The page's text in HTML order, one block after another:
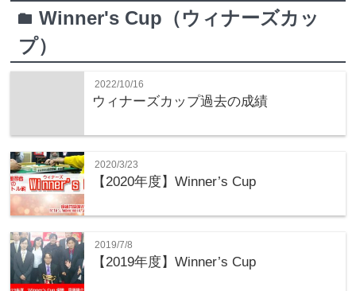
folderWinner's Cup（ウィナーズカッ
プ）
2022/10/16
ウィナーズカップ過去の成績
2020/3/23
【2020年度】Winner’s Cup
2019/7/8
【2019年度】Winner’s Cup